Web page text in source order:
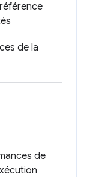
de la
de